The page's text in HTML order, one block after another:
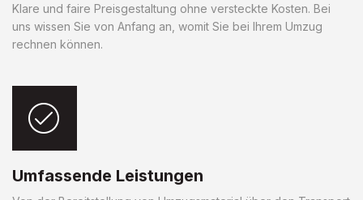
Klare und faire Preisgestaltung ohne versteckte Kosten. Bei
uns wissen Sie von Anfang an, womit Sie bei Ihrem Umzug
rechnen können.
Umfassende Leistungen